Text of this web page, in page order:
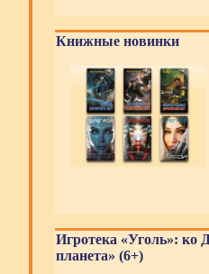
Книжные новинки
Игротека «Уголь»: ко
планета» (6+)